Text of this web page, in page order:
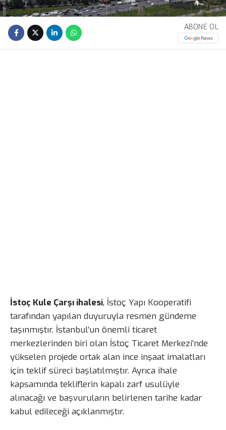
ABONE OL
İstoç Kule Çarşı ihalesi, İstoç Yapı Kooperatifi
tarafından yapılan duyuruyla resmen gündeme
taşınmıştır. İstanbul’un önemli ticaret
merkezlerinden biri olan İstoç Ticaret Merkezi’nde
yükselen projede ortak alan ince inşaat imalatları
için teklif süreci başlatılmıştır. Ayrıca ihale
kapsamında tekliflerin kapalı zarf usulüyle
alınacağı ve başvuruların belirlenen tarihe kadar
kabul edileceği açıklanmıştır.